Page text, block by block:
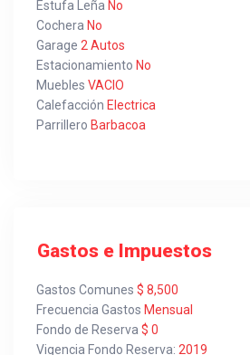
Estufa Leña No
Cochera No
Garage 2 Autos
Estacionamiento No
Muebles VACIO
Calefacción Electrica
Parrillero Barbacoa
Gastos e Impuestos
Gastos Comunes $ 8,500
Frecuencia Gastos Mensual
Fondo de Reserva $ 0
Vigencia Fondo Reserva: 2019